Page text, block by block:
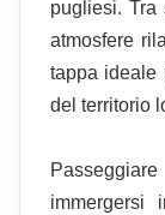
pugliesi. Tra
atmosfere
tappa ideale
del territorio
immergersi